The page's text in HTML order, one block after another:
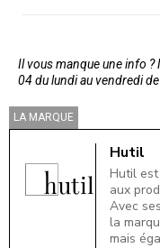
Il vous manque une info
04 du lundi au vendredi de
LA MARQUE
Hutil
Hutil
aux
Avec
la
mais